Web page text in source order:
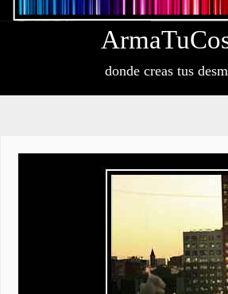
ArmaTu
donde creas tus